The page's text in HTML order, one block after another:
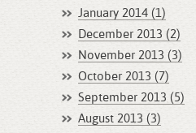
January 2014 (1)
December 2013 (2)
November 2013 (3)
October 2013 (7)
September 2013 (5)
August 2013 (3)